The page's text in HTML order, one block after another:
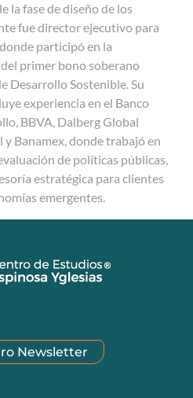
la fase de diseño de los
fue director ejecutivo para
participó en la
primer bono soberano
Desarrollo Sostenible. Su
experiencia en el Banco
BBVA, Dalberg Global
Banamex, donde trabajó en
de políticas públicas,
estratégica para clientes
emergentes.
Newsletter